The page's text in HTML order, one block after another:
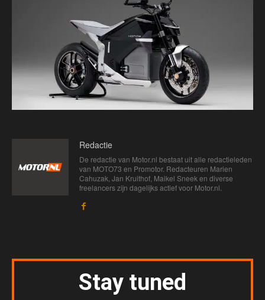
Redactie
De redactie van Motor.nl bestaat uit alle redactieleden
van MOTO73 en Promotor. Redacteuren Marien
Cahuzak, Jan Kruithof, Maikel Sneek en diverse
freelancers zijn dagelijks actief voor Motor.nl.
Stay tuned